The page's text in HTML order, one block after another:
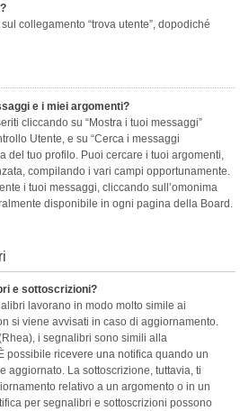
collegamento “trova utente”, dopodiché
e i miei argomenti?
cliccando su “Mostra i tuoi messaggi”
Utente, e su “Cerca i messaggi
del tuo profilo. Puoi cercare i tuoi argomenti,
compilando i vari campi opportunamente.
i tuoi messaggi, cliccando sull’omonima
disponibile in ogni pagina della Board.
e sottoscrizioni?
lavorano in modo molto simile ai
si viene avvisati in caso di aggiornamento.
i segnalibri sono simili alla
possibile ricevere una notifica quando un
aggiornato. La sottoscrizione, tuttavia, ti
relativo a un argomento o in un
per segnalibri e sottoscrizioni possono